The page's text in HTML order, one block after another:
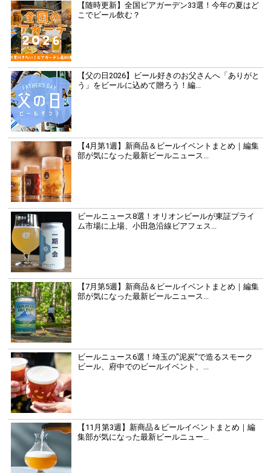
【随時更新】全国ビアガーデン33選！今年の夏はど
こでビール飲む？
【父の日2026】ビール好きのお父さんへ「ありがと
う」をビールに込めて贈ろう！編...
【4月第1週】新商品＆ビールイベントまとめ｜編集
部が気になった最新ビールニュース...
ビールニュース8選！オリオンビールが東証プライ
ム市場に上場、小田急沿線ビアフェス...
【7月第5週】新商品＆ビールイベントまとめ｜編集
部が気になった最新ビールニュース...
ビールニュース6選！埼玉の"泥炭"で造るスモーク
ビール、府中でのビールイベント、...
【11月第3週】新商品＆ビールイベントまとめ｜編
集部が気になった最新ビールニュー...